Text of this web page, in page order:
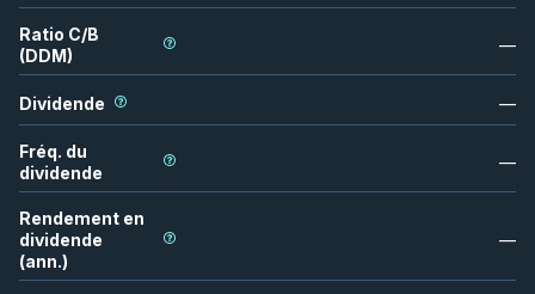
Ratio C/B
(DDM)
—
Dividende —
Fréq. du
dividende
—
Rendement en
dividende
(ann.)
—